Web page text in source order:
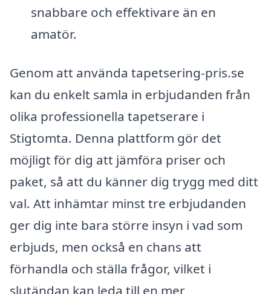
snabbare och effektivare än en
amatör.
Genom att använda tapetsering-pris.se
kan du enkelt samla in erbjudanden från
olika professionella tapetserare i
Stigtomta. Denna plattform gör det
möjligt för dig att jämföra priser och
paket, så att du känner dig trygg med ditt
val. Att inhämtar minst tre erbjudanden
ger dig inte bara större insyn i vad som
erbjuds, men också en chans att
förhandla och ställa frågor, vilket i
slutändan kan leda till en mer